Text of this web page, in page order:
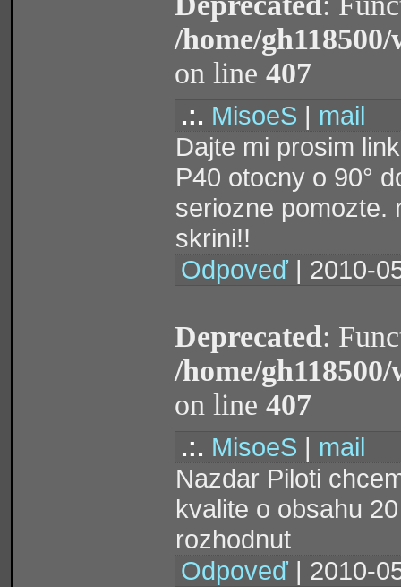
/home/
on line 407
.:. MisoeS | mail
Dajte mi prosim
P40 otocny o 90°
seriozne pomozte.
skrini!!
Odpoveď | 2010-
Deprecated:
/home/
on line 407
.:. MisoeS | mail
Nazdar Piloti
kvalite o obsahu
rozhodnut
Odpoveď | 2010-